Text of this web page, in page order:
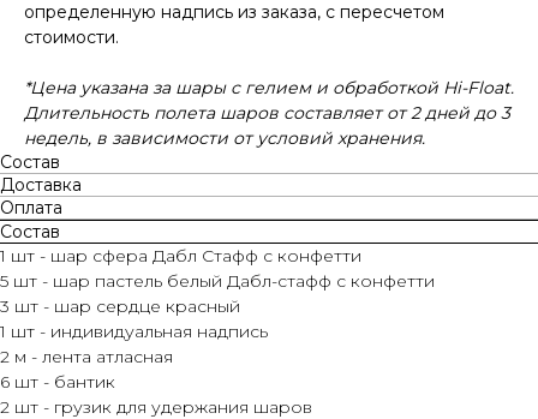
определенную надпись из заказа, с пересчетом
стоимости.
*Цена указана за шары с гелием и обработкой Hi-Float.
Длительность полета шаров составляет от 2 дней до 3
недель, в зависимости от условий хранения.
Состав
Доставка
Оплата
Состав
1 шт - шар сфера Дабл Стафф с конфетти
5 шт - шар пастель белый Дабл-стафф с конфетти
3 шт - шар сердце красный
1 шт - индивидуальная надпись
2 м - лента атласная
6 шт - бантик
2 шт - грузик для удержания шаров